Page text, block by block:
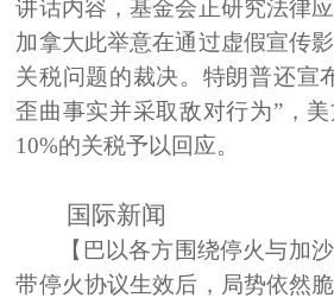
讲话内容，基金会正研究法律
加拿大此举意在通过虚假宣传
关税问题的裁决。特朗普还宣
歪曲事实并采取敌对行为”，
10%的关税予以回应。
国际新闻
【巴以各方围绕停火与加
带停火协议生效后，局势依然